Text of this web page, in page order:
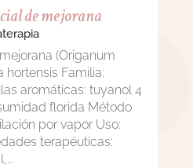
de mejorana
(Origanum
hortensis Familia:
aromáticas: tuyanol 4
florida Método
por vapor Uso:
terapéuticas: